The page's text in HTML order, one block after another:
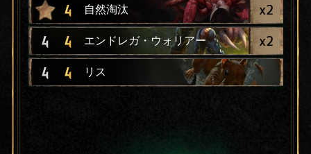
4 自然淘汰 x2
4 4 エンドレガ・ウォリアー x2
4 4 リス